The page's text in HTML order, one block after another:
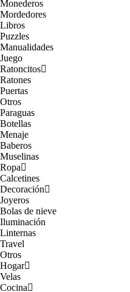
Monederos
Mordedores
Libros
Puzzles
Manualidades
Juego
Ratoncitos
Ratones
Puertas
Otros
Paraguas
Botellas
Menaje
Baberos
Muselinas
Ropa
Calcetines
Decoración
Joyeros
Bolas de nieve
Iluminación
Linternas
Travel
Otros
Hogar
Velas
Cocina